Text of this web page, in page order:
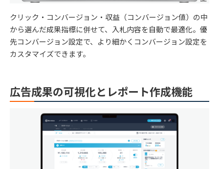
クリック・コンバージョン・収益（コンバージョン値）の中
から選んだ成果指標に併せて、入札内容を自動で最適化。優
先コンバージョン設定で、より細かくコンバージョン設定を
カスタマイズできます。
広告成果の可視化とレポート作成機能